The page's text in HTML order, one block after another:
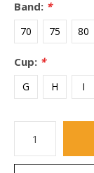
Band: *
70 75 80
Cup: *
G H I